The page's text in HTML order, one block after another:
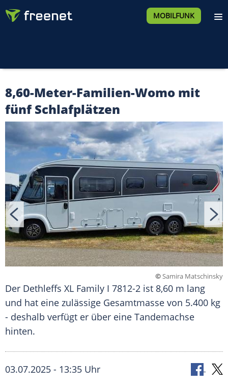
MOBILFUNK
8,60-Meter-Familien-Womo mit
fünf Schlafplätzen
©Samira Matschinsky
Der Dethleffs XL Family I 7812-2 ist 8,60 m lang
und hat eine zulässige Gesamtmasse von 5.400 kg
- deshalb verfügt er über eine Tandemachse
hinten.
03.07.2025 - 13:35 Uhr